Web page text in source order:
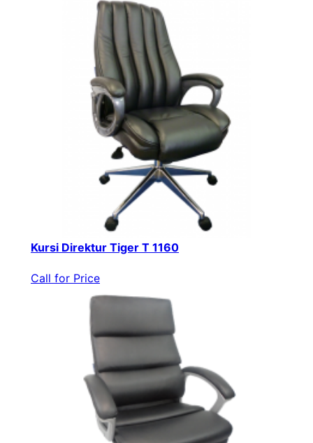
Kursi Direktur Tiger T 1160
Call for Price